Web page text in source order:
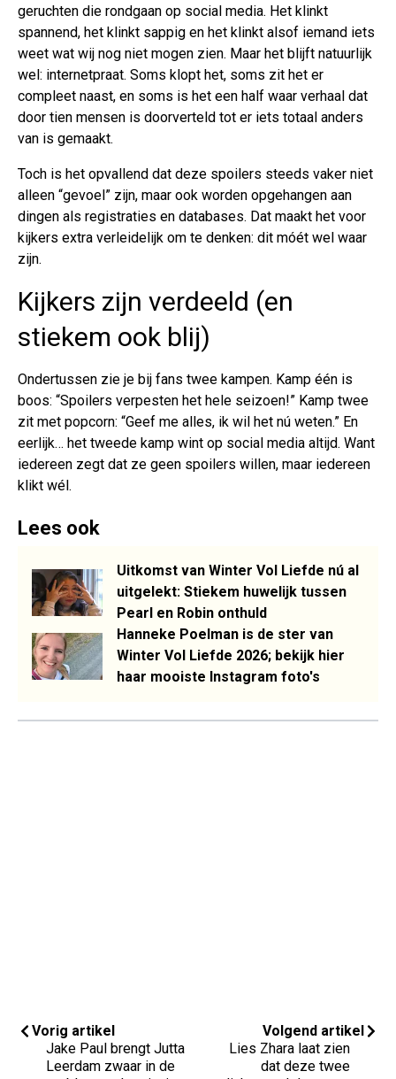
geruchten die rondgaan op social media. Het klinkt
spannend, het klinkt sappig en het klinkt alsof iemand iets
weet wat wij nog niet mogen zien. Maar het blijft natuurlijk
wel: internetpraat. Soms klopt het, soms zit het er
compleet naast, en soms is het een half waar verhaal dat
door tien mensen is doorverteld tot er iets totaal anders
van is gemaakt.
Toch is het opvallend dat deze spoilers steeds vaker niet
alleen “gevoel” zijn, maar ook worden opgehangen aan
dingen als registraties en databases. Dat maakt het voor
kijkers extra verleidelijk om te denken: dit móét wel waar
zijn.
Kijkers zijn verdeeld (en
stiekem ook blij)
Ondertussen zie je bij fans twee kampen. Kamp één is
boos: “Spoilers verpesten het hele seizoen!” Kamp twee
zit met popcorn: “Geef me alles, ik wil het nú weten.” En
eerlijk… het tweede kamp wint op social media altijd. Want
iedereen zegt dat ze geen spoilers willen, maar iedereen
klikt wél.
Lees ook
Uitkomst van Winter Vol Liefde nú al
uitgelekt: Stiekem huwelijk tussen
Pearl en Robin onthuld
Hanneke Poelman is de ster van
Winter Vol Liefde 2026; bekijk hier
haar mooiste Instagram foto's
Vorig artikel
Jake Paul brengt Jutta
Leerdam zwaar in de
Volgend artikel
Lies Zhara laat zien
dat deze twee